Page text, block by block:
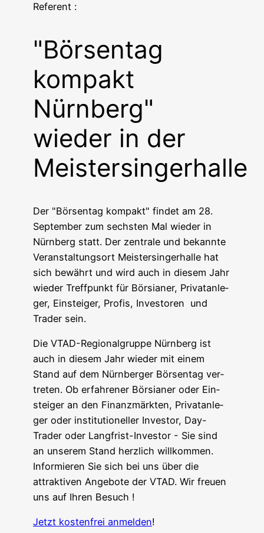
Referent :
"Börsentag
kompakt
Nürnberg"
wieder in der
Meistersingerhalle
Der "Bör­sen­tag kom­pakt" fin­det am 28.
Sep­tem­ber zum sechs­ten Mal wie­der in
Nürn­berg statt. Der zen­tra­le und bekann­te
Ver­an­stal­tungs­ort Meis­ter­sin­ger­hal­le hat
sich bewährt und wird auch in die­sem Jahr
wie­der Treff­punkt für Bör­sia­ner, Pri­vat­an­le­
ger, Ein­stei­ger, Pro­fis, Inves­to­ren und
Trader sein.
Die VTAD-Regio­nal­grup­pe Nürn­berg ist
auch in die­sem Jahr wie­der mit einem
Stand auf dem Nürn­ber­ger Bör­sen­tag ver­
tre­ten. Ob erfah­re­ner Bör­sia­ner oder Ein­
stei­ger an den Finanz­märk­ten, Pri­vat­an­le­
ger oder insti­tu­tio­nel­ler Inves­tor, Day-
Trader oder Lang­frist-Inves­tor - Sie sind
an unse­rem Stand herz­lich will­kom­men.
Infor­mie­ren Sie sich bei uns über die
attrak­ti­ven Ange­bo­te der VTAD. Wir freu­en
uns auf Ihren Besuch !
Jetzt kos­ten­frei anmel­den!